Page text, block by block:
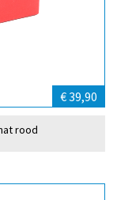
€ 39,90
rood